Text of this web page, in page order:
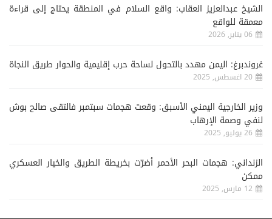
الشيخ عبدالعزيز العقاب: واقع السلام في المنطقة يحتاج إلى قراءة
معمقة للواقع
06 يناير, 2026
غروندبرغ: اليمن مهدد بالتحول لساحة حرب إقليمية والحوار طريق النجاة
20 اغسطس, 2025
وزير الخارجية اليمني الأسبق: وقعت هجمات سبتمبر فالتقى صالح بوش
لنفي وصمة الإرهاب
26 يوليو, 2025
الزنداني: هجمات البحر الأحمر أضرّت بخريطة الطريق والخيار العسكري
ممكن
12 مارس, 2025